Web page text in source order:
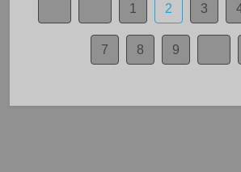
1 2 3
7 8 9